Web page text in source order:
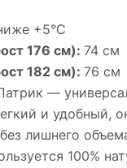
+5°С
176 см): 74 см
182 см): 76 см
—
и удобный,
лишнего
100%